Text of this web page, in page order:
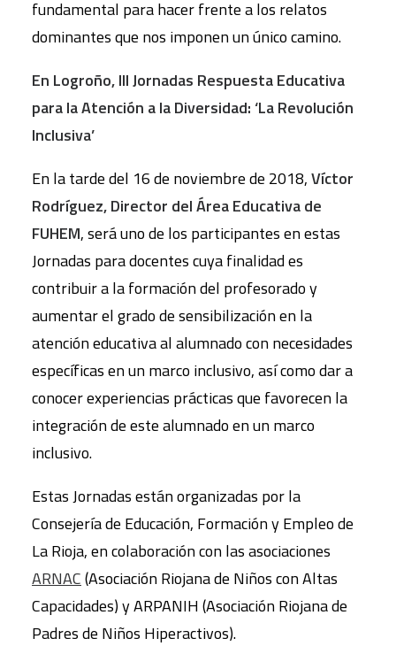
fundamental para hacer frente a los relatos
dominantes que nos imponen un único camino.
En Logroño, III Jornadas Respuesta Educativa
para la Atención a la Diversidad: ‘La Revolución
Inclusiva’
En la tarde del 16 de noviembre de 2018,Víctor
Rodríguez, Director del Área Educativa de
FUHEM, será uno de los participantes en estas
Jornadas para docentes cuya finalidad es
contribuir a la formación del profesorado y
aumentar el grado de sensibilización en la
atención educativa al alumnado con necesidades
específicas en un marco inclusivo, así como dar a
conocer experiencias prácticas que favorecen la
integración de este alumnado en un marco
inclusivo.
Estas Jornadas están organizadas por la
Consejería de Educación, Formación y Empleo de
La Rioja, en colaboración con las asociaciones
ARNAC(Asociación Riojana de Niños con Altas
Capacidades) y ARPANIH (Asociación Riojana de
Padres de Niños Hiperactivos).